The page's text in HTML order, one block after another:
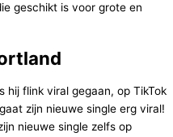
geschikt is voor grote en
hij flink viral gegaan, op TikTok
zijn nieuwe single erg viral!
nieuwe single zelfs op